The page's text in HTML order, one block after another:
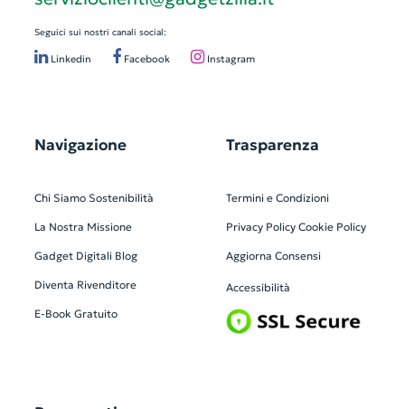
Seguici sui nostri canali social:
Linkedin Facebook Instagram
Navigazione
Chi Siamo Sostenibilità
La Nostra Missione
Gadget Digitali Blog
Diventa Rivenditore
E-Book Gratuito
Trasparenza
Termini e Condizioni
Privacy Policy Cookie Policy
Aggiorna Consensi
Accessibilità